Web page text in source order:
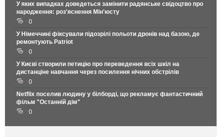
У яких випадках доведеться замінити радянське свідоцтво про
народження: роз'яснення Мін'юсту
0
У Німеччині фіксували підозрілі польоти дронів над базою, де
ремонтують Patriot
0
У Києві створили петицію про переведення всіх шкіл на
дистанціне навчання через посилення нічних обстрілів
0
Netflix поселив людину у білборді, що рекламує фантастичний
фільм "Останній дім"
0